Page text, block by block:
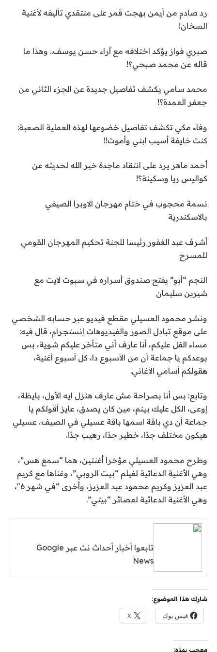
رد صادم من أيمن بهجت قمر على منتقدي تأليفه لأغنية
السخان!
صبري فواز يؤكد اختلافه مع آراء حسن يوسف.. وهذا ما
قاله عن محمد صبحي؟!
محمد سامي يكشف تفاصيل جديدة عن الجزء الثاني من
جعفر العمدة؟!
وفاء مكي تكشف تفاصيل خضوعها لهذه العملية الصعبة:
كنت خايفة أسيب ابني وأموت!!
أحمد ماهر يرد على انتقاد ماجدة خير الله لحديثه عن
كواليس ريا وسكينة؟!
نسمة محجوب في ختام مهرجان الاوبرا الصيفي
بالاسكندرية
أشرف عبد الغفور رئيسا للجنة تحكيم المهرجان القومي
للمسرح
النجم “أبو” يفتح صندوق أسراره في سبوت لايت مع
شيرين سليمان
ونشر محمود العسيلي مقطع فيديو عبر حسابه الشخصي
على موقع تبادل الصور والفيديوهات إنستجرام، قال فيه:
مساء الفل عليكم، أنا عارف أني متأخر عليكم شوية، بس
بوعدكم يا جماعة أن من الأسبوع دا، كل أسبوع أغنية،
هقولكم أسامي الأغاني.
وتابع: بس أنا بصراحة مش عارف هنزل ايه الأول، بايظة،
إوعى، الكل عليك بينم، مين كان يصدق، عايز أقولكم يا
جماعة أن دي باقة اسمها باقة عسيلي في الصيف، عسيلي
هيكون مختلف جدًا، خطير جدًا، رهيب جدًا.
وطرح محمود العسيلي مؤخرا أغنتين، هما “سمع هس”،
وهي الأغنية الدعائية لفيلم “بيت الروبي”، وغناها مع كريم
عبد العزيز وكريم محمود عبد العزيز، وأخرى “في شهر 6″،
وهي الأغنية الدعائية لعصائر “بيتي”.
تابعوا أخبار أحداث نت عبر Google
News
شارك هذا الموضوع:
فيس بوك X
معجب بهذه: